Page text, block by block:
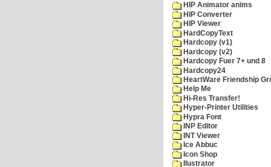
HIP Animator anims
HIP Converter
HIP Viewer
HardCopyText
Hardcopy (v1)
Hardcopy (v2)
Hardcopy Fuer 7+ und 8
Hardcopy24
HeartWare Friendship
Help Me
Hi-Res Transfer!
Hyper-Printer Utilities
Hypra Font
INP Editor
INT Viewer
Ice Abbuc
Icon Shop
Ilustrator